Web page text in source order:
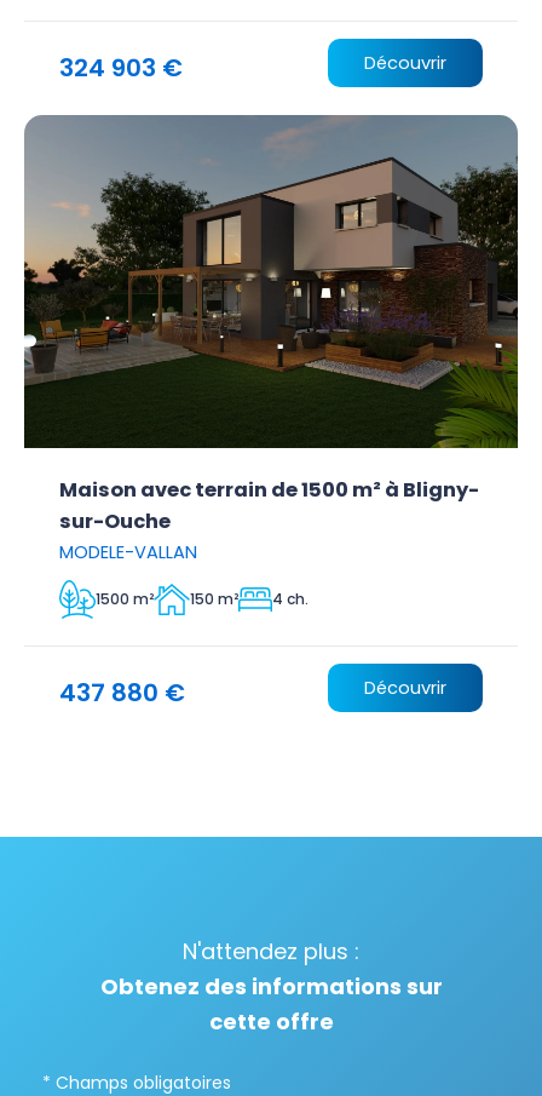
324 903 € Découvrir
Maison avec terrain de 1500 m² à Bligny-
sur-Ouche
MODELE-VALLAN
1500 m² 150 m² 4 ch.
437 880 € Découvrir
N'attendez plus :
Obtenez des informations sur
cette offre
* Champs obligatoires